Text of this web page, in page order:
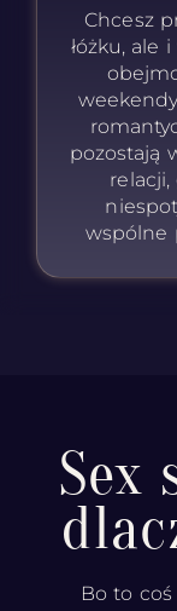
Chcesz
łóżku, ale
pozostają
wspólne
Sex
Bo to